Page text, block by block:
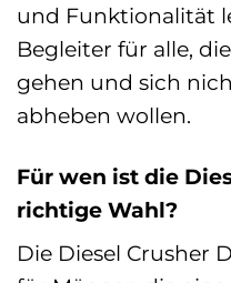
und Funktionalität
Begleiter für alle,
gehen und sich
abheben wollen.
Für wen ist die
richtige Wahl?
Die Diesel Crusher